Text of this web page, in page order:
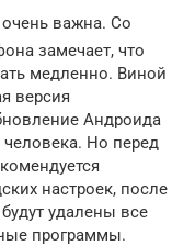
важна. Со
замечает, что
медленно. Виной
версия
Андроида
человека. Но перед
настроек, после
удалены все
программы.